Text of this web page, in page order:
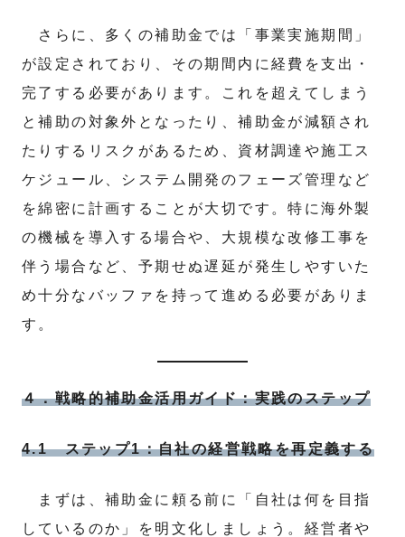
さらに、多くの補助金では「事業実施期間」
が設定されており、その期間内に経費を支出・
完了する必要があります。これを超えてしまう
と補助の対象外となったり、補助金が減額され
たりするリスクがあるため、資材調達や施工ス
ケジュール、システム開発のフェーズ管理など
を綿密に計画することが大切です。特に海外製
の機械を導入する場合や、大規模な改修工事を
伴う場合など、予期せぬ遅延が発生しやすいた
め十分なバッファを持って進める必要がありま
す。
４．戦略的補助金活用ガイド：実践のステップ
4.1 ステップ1：自社の経営戦略を再定義する
まずは、補助金に頼る前に「自社は何を目指
しているのか」を明文化しましょう。経営者や